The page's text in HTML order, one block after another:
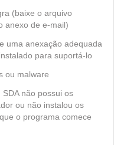
(baixe o arquivo
anexo de e-mail)
uma anexação adequada
para suportá-lo
ou malware
não possui os
ou não instalou os
o programa comece